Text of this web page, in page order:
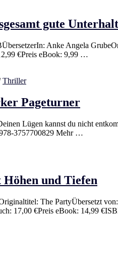
gute
Anke Angela
€Preis eBook: 9,99 …
Thriller
Pageturner
Lügen kannst du nicht
3757700829 Mehr …
und Tiefen
The PartyÜbersetzt
17,00 €Preis eBook: 14,99